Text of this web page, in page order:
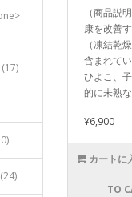
（商品説
康を改善
（凍結乾
含まれて
ひよこ、
的に未熟
¥6,900
カートに
TO